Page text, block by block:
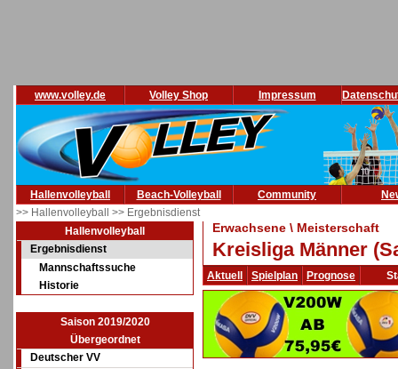
www.volley.de Volley Shop Impressum
Hallenvolleyball Beach-Volleyball Community
>> Hallenvolleyball >> Ergebnisdienst
Hallenvolleyball
Ergebnisdienst
Mannschaftssuche
Historie
Saison 2019/2020
Übergeordnet
Deutscher VV
Erwachsene \ Meisterschaft
Kreisliga Männer
Aktuell Spielplan Prognose